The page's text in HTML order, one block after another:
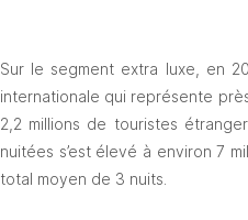
Sur le segment extra luxe, en
internationale qui représente
2,2 millions de touristes
nuitées s’est élevé à environ 7
total moyen de 3 nuits.